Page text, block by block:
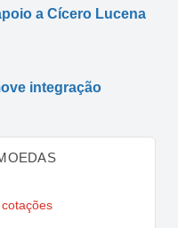
a Cícero Lucena
integração